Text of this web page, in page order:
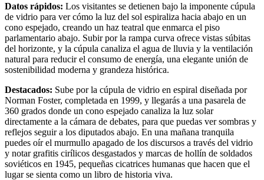
Datos rápidos: Los visitantes se detienen bajo la imponente cúpula
de vidrio para ver cómo la luz del sol espiraliza hacia abajo en un
cono espejado, creando un haz teatral que enmarca el piso
parlamentario abajo. Subir por la rampa curva ofrece vistas súbitas
del horizonte, y la cúpula canaliza el agua de lluvia y la ventilación
natural para reducir el consumo de energía, una elegante unión de
sostenibilidad moderna y grandeza histórica.
Destacados: Sube por la cúpula de vidrio en espiral diseñada por
Norman Foster, completada en 1999, y llegarás a una pasarela de
360 grados donde un cono espejado canaliza la luz solar
directamente a la cámara de debates, para que puedas ver sombras y
reflejos seguir a los diputados abajo. En una mañana tranquila
puedes oír el murmullo apagado de los discursos a través del vidrio
y notar grafitis cirílicos desgastados y marcas de hollín de soldados
soviéticos en 1945, pequeñas cicatrices humanas que hacen que el
lugar se sienta como un libro de historia viva.